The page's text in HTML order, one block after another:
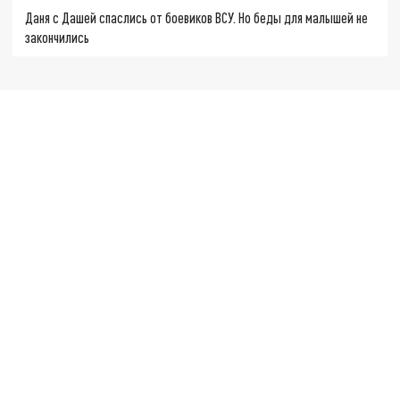
Даня с Дашей спаслись от боевиков ВСУ. Но беды для малышей не
закончились